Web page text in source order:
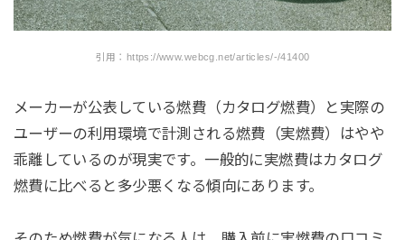
引用：https://www.webcg.net/articles/-/41400
メーカーが公表している燃費（カタログ燃費）と実際の
ユーザーの利用環境で計測される燃費（実燃費）はやや
乖離しているのが現実です。一般的に実燃費はカタログ
燃費に比べると多少悪くなる傾向にあります。